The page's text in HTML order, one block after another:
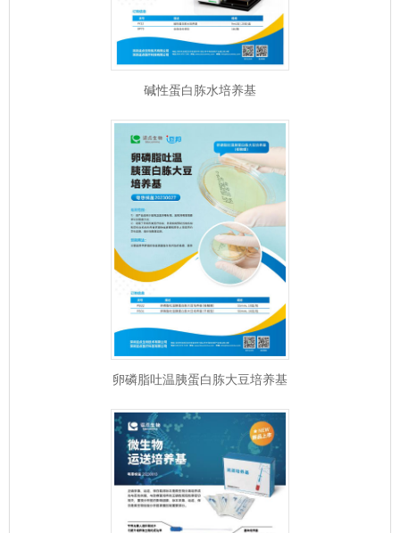
碱性蛋白胨水培养基
卵磷脂吐温胰蛋白胨大豆培养基